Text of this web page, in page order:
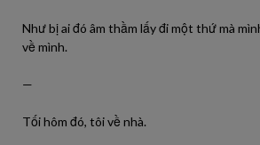
Như bị ai đó âm thầm lấy đi một thứ mà
về mình.
—
Tối hôm đó, tôi về nhà.